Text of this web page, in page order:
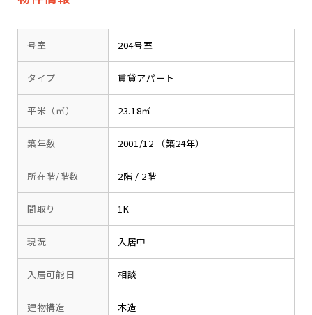
号室 204号室
タイプ 賃貸アパート
平米（㎡） 23.18㎡
築年数 2001/12 （築24年）
所在階/階数 2階 / 2階
間取り 1K
現況 入居中
入居可能日 相談
建物構造 木造